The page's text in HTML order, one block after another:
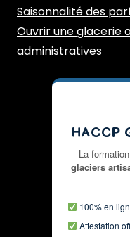
Saisonnalité des
Ouvrir une glacerie
administratives
HACCP
La
glaciers
100% en
Attestation